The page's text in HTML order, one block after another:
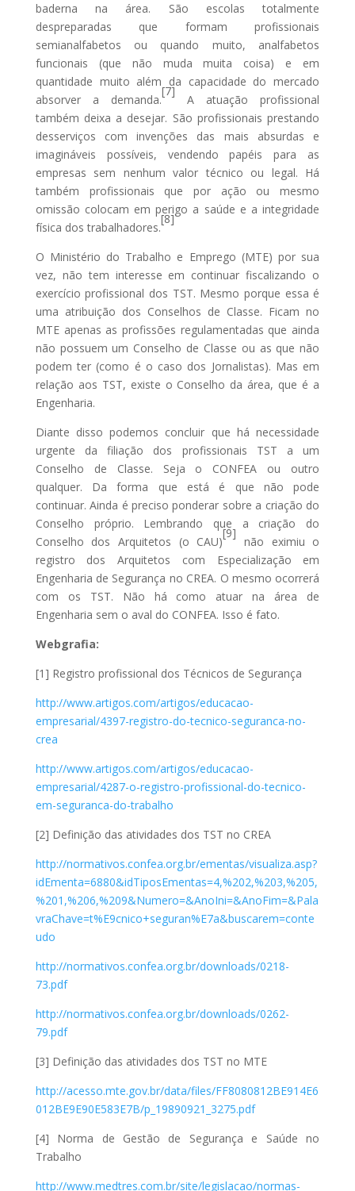
baderna na área. São escolas totalmente
despreparadas que formam profissionais
semianalfabetos ou quando muito, analfabetos
funcionais (que não muda muita coisa) e em
quantidade muito além da capacidade do mercado
absorver a demanda.
[7]
A atuação profissional
também deixa a desejar. São profissionais prestando
desserviços com invenções das mais absurdas e
imagináveis possíveis, vendendo papéis para as
empresas sem nenhum valor técnico ou legal. Há
também profissionais que por ação ou mesmo
omissão colocam em perigo a saúde e a integridade
física dos trabalhadores.
[8]
O Ministério do Trabalho e Emprego (MTE) por sua
vez, não tem interesse em continuar fiscalizando o
exercício profissional dos TST. Mesmo porque essa é
uma atribuição dos Conselhos de Classe. Ficam no
MTE apenas as profissões regulamentadas que ainda
não possuem um Conselho de Classe ou as que não
podem ter (como é o caso dos Jornalistas). Mas em
relação aos TST, existe o Conselho da área, que é a
Engenharia.
Diante disso podemos concluir que há necessidade
urgente da filiação dos profissionais TST a um
Conselho de Classe. Seja o CONFEA ou outro
qualquer. Da forma que está é que não pode
continuar. Ainda é preciso ponderar sobre a criação do
Conselho próprio. Lembrando que a criação do
Conselho dos Arquitetos (o CAU)
[9]
não eximiu o
registro dos Arquitetos com Especialização em
Engenharia de Segurança no CREA. O mesmo ocorrerá
com os TST. Não há como atuar na área de
Engenharia sem o aval do CONFEA. Isso é fato.
Webgrafia:
[1] Registro profissional dos Técnicos de Segurança
http://www.artigos.com/artigos/educacao-
empresarial/4397-registro-do-tecnico-seguranca-no-
crea
http://www.artigos.com/artigos/educacao-
empresarial/4287-o-registro-profissional-do-tecnico-
em-seguranca-do-trabalho
[2] Definição das atividades dos TST no CREA
http://normativos.confea.org.br/ementas/visualiza.asp?
idEmenta=6880&idTiposEmentas=4,%202,%203,%205,
%201,%206,%209&Numero=&AnoIni=&AnoFim=&Pala
vraChave=t%E9cnico+seguran%E7a&buscarem=conte
udo
http://normativos.confea.org.br/downloads/0218-
73.pdf
http://normativos.confea.org.br/downloads/0262-
79.pdf
[3] Definição das atividades dos TST no MTE
http://acesso.mte.gov.br/data/files/FF8080812BE914E6
012BE9E90E583E7B/p_19890921_3275.pdf
[4] Norma de Gestão de Segurança e Saúde no
Trabalho
http://www.medtres.com.br/site/legislacao/normas-